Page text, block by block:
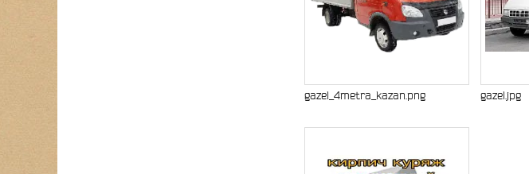
gazel_4metra_kazan.png gazel.jpg